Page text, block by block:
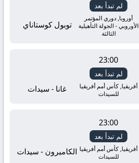
لم تبدأ بعد
أوروبا, دوري المؤتمر
الأوروبي - الجولة التأهيلية
الثالثة
توبول كوستاناي
23:00
لم تبدأ بعد
أفريقيا, كأس أمم أفريقيا
للسيدات
غانا - سيدات
23:00
لم تبدأ بعد
أفريقيا, كأس أمم أفريقيا
للسيدات
الكاميرون - سيدات